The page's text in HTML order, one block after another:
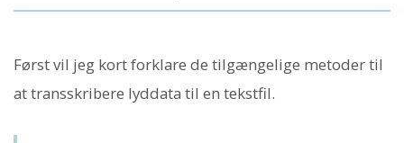
Først vil jeg kort forklare de tilgængelige metoder til
at transskribere lyddata til en tekstfil.